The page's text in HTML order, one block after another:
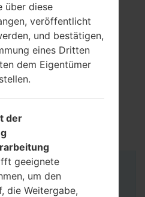
über diese
veröffentlicht
und bestätigen,
eines Dritten
dem Eigentümer
der
geeignete
um den
die Weitergabe,